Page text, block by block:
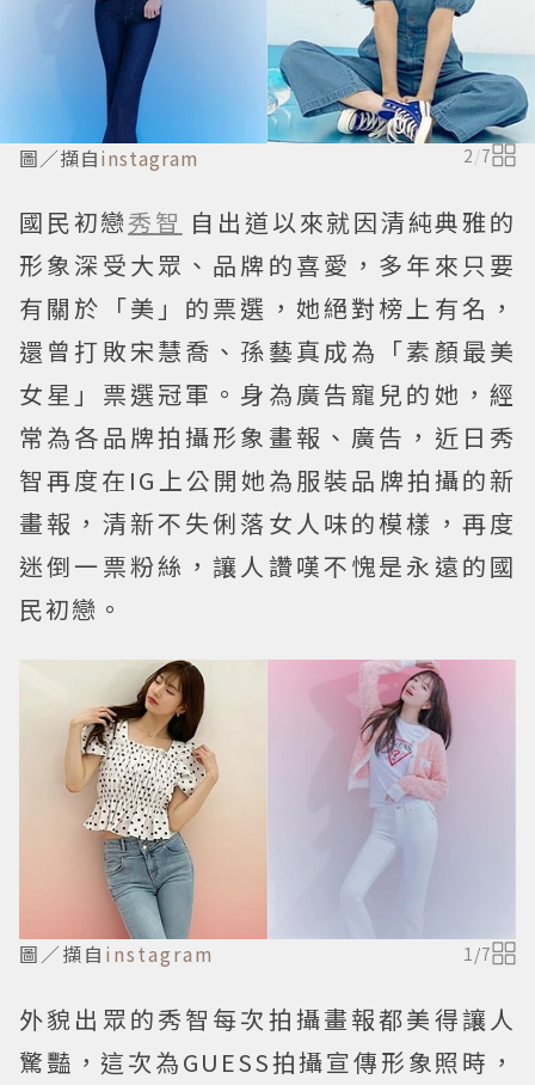
圖／擷自instagram 2 /7
國民初戀秀智 自出道以來就因清純典雅的
形象深受大眾、品牌的喜愛，多年來只要
有關於「美」的票選，她絕對榜上有名，
還曾打敗宋慧喬、孫藝真成為「素顏最美
女星」票選冠軍。身為廣告寵兒的她，經
常為各品牌拍攝形象畫報、廣告，近日秀
智再度在IG上公開她為服裝品牌拍攝的新
畫報，清新不失俐落女人味的模樣，再度
迷倒一票粉絲，讓人讚嘆不愧是永遠的國
民初戀。
圖／擷自 instagram 1 /7
外貌出眾的秀智每次拍攝畫報都美得讓人
驚豔，這次為GUESS拍攝宣傳形象照時，